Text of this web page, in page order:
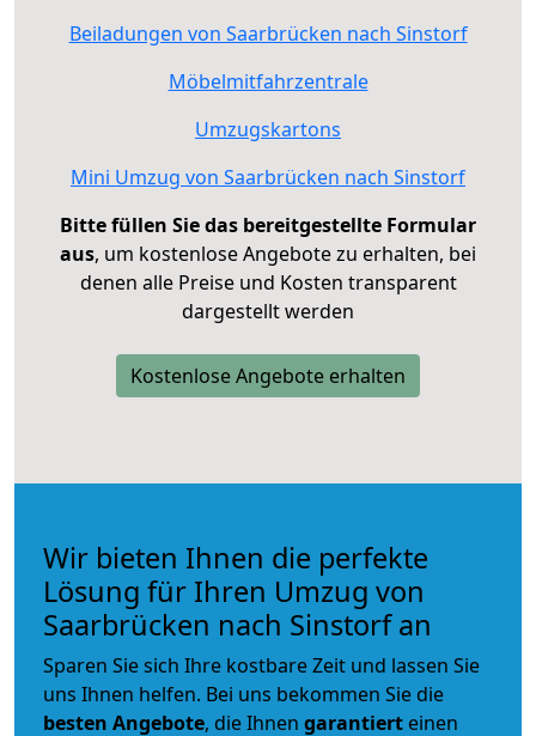
Beiladungen von Saarbrücken nach Sinstorf
Möbelmitfahrzentrale
Umzugskartons
Mini Umzug von Saarbrücken nach Sinstorf
Bitte füllen Sie das bereitgestellte Formular
aus, um kostenlose Angebote zu erhalten, bei
denen alle Preise und Kosten transparent
dargestellt werden
Kostenlose Angebote erhalten
Wir bieten Ihnen die perfekte
Lösung für Ihren Umzug von
Saarbrücken nach Sinstorf an
Sparen Sie sich Ihre kostbare Zeit und lassen Sie
uns Ihnen helfen. Bei uns bekommen Sie die
besten Angebote, die Ihnen garantiert einen